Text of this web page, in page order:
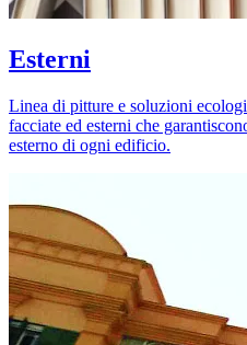
Esterni
Linea di pitture e soluzioni
facciate ed esterni che
esterno di ogni edificio.